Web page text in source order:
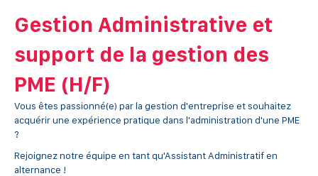
Gestion Administrative et
support de la gestion des
PME (H/F)
Vous êtes passionné(e) par la gestion d'entreprise et souhaitez
acquérir une expérience pratique dans l'administration d'une PME
?
Rejoignez notre équipe en tant qu'Assistant Administratif en
alternance !